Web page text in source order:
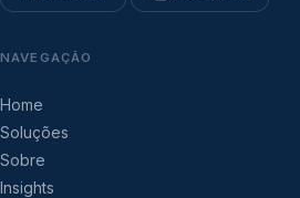
NAVEGAÇÃO
Home
Soluções
Sobre
Insights